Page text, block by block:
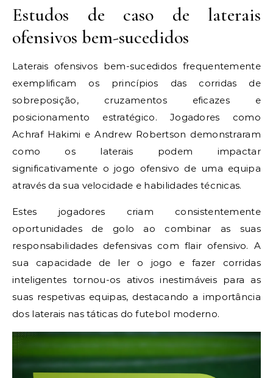
Estudos de caso de laterais
ofensivos bem-sucedidos
Laterais ofensivos bem-sucedidos frequentemente
exemplificam os princípios das corridas de
sobreposição, cruzamentos eficazes e
posicionamento estratégico. Jogadores como
Achraf Hakimi e Andrew Robertson demonstraram
como os laterais podem impactar
significativamente o jogo ofensivo de uma equipa
através da sua velocidade e habilidades técnicas.
Estes jogadores criam consistentemente
oportunidades de golo ao combinar as suas
responsabilidades defensivas com flair ofensivo. A
sua capacidade de ler o jogo e fazer corridas
inteligentes tornou-os ativos inestimáveis para as
suas respetivas equipas, destacando a importância
dos laterais nas táticas do futebol moderno.